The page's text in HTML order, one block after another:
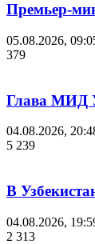
Премьер-
05.08.2026,
379
Глава МИД
04.08.2026,
5 239
В
04.08.2026,
2 313